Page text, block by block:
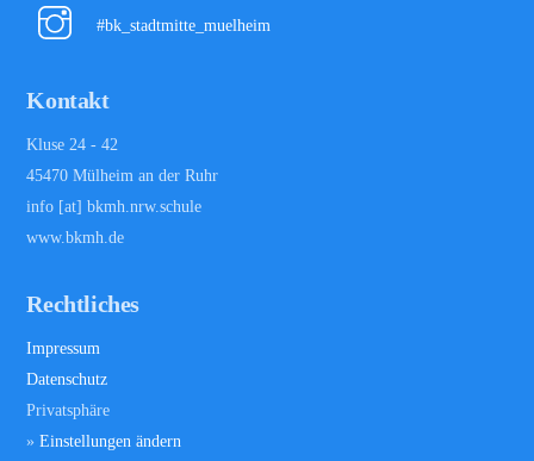
#bk_stadtmitte_muelheim
Kontakt
Kluse 24 - 42
45470 Mülheim an der Ruhr
info [at] bkmh.nrw.schule
www.bkmh.de
Rechtliches
Impressum
Datenschutz
Privatsphäre
»Einstellungen ändern